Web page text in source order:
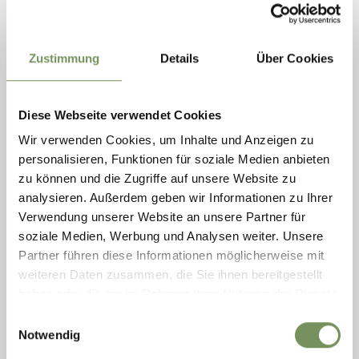
Zustimmung Details Über Cookies
Diese Webseite verwendet Cookies
Wir verwenden Cookies, um Inhalte und Anzeigen zu
personalisieren, Funktionen für soziale Medien anbieten
zu können und die Zugriffe auf unsere Website zu
analysieren. Außerdem geben wir Informationen zu Ihrer
Verwendung unserer Website an unsere Partner für
soziale Medien, Werbung und Analysen weiter. Unsere
Partner führen diese Informationen möglicherweise mit
weiteren Daten zusammen, die Sie ihnen bereitgestellt
Notwendig
SCENA
sabato
Mostra sulla mappa